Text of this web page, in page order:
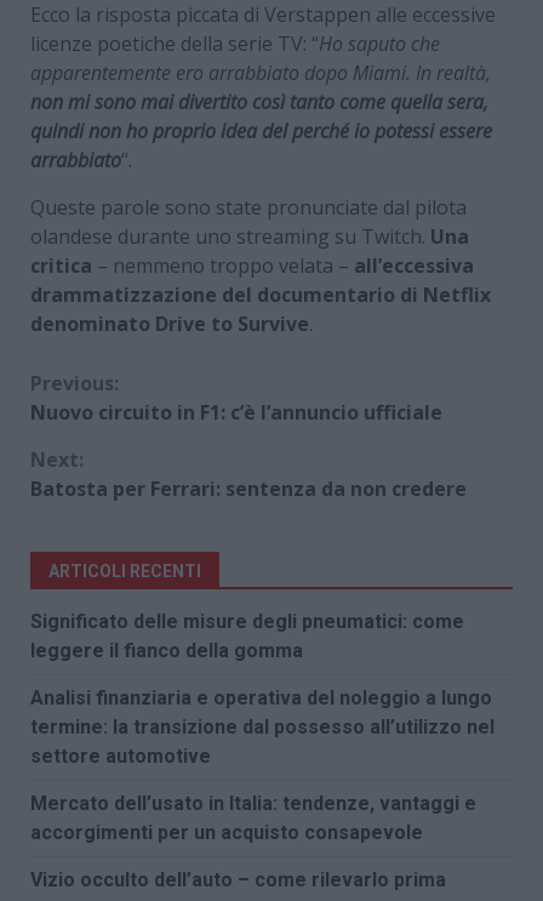
Ecco la risposta piccata di Verstappen alle eccessive
licenze poetiche della serie TV: “Ho saputo che
apparentemente ero arrabbiato dopo Miami. In realtà,
non mi sono mai divertito così tanto come quella sera,
quindi non ho proprio idea del perché io potessi essere
arrabbiato“.
Queste parole sono state pronunciate dal pilota
olandese durante uno streaming su Twitch. Una
critica – nemmeno troppo velata – all’eccessiva
drammatizzazione del documentario di Netflix
denominato Drive to Survive.
Continue
Previous:
Nuovo circuito in F1: c’è l’annuncio ufficiale
Next:
Batosta per Ferrari: sentenza da non credere
ARTICOLI RECENTI
Significato delle misure degli pneumatici: come
leggere il fianco della gomma
Analisi finanziaria e operativa del noleggio a lungo
termine: la transizione dal possesso all’utilizzo nel
settore automotive
Mercato dell’usato in Italia: tendenze, vantaggi e
accorgimenti per un acquisto consapevole
Vizio occulto dell’auto – come rilevarlo prima